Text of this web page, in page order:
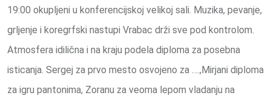
19:00 okupljeni u konferencijskoj velikoj sali. Muzika, pevanje,
grljenje i koregrfski nastupi Vrabac drži sve pod kontrolom.
Atmosfera idilična i na kraju podela diploma za posebna
isticanja. Sergej za prvo mesto osvojeno za ….,Mirjani diploma
za igru pantonima, Zoranu za veoma lepom vladanju na